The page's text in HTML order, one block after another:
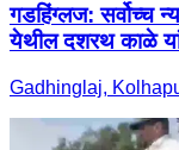
गडहिंग्लज: सर्वोच्च
येथील दशरथ काळे
Gadhinglaj,